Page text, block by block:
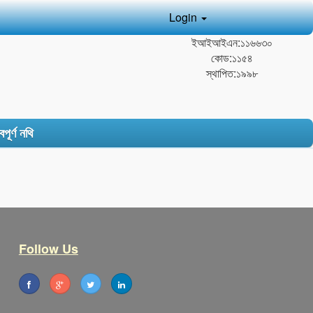
Login
ইআইআইএন:১১৬৬৩০
কোড:১১৫৪
স্থাপিত:১৯৯৮
নথি
Follow Us